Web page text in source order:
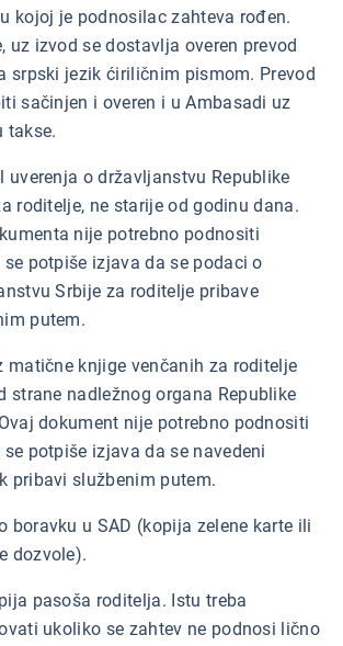
kojoj je podnosilac zahteva rođen.
uz izvod se dostavlja overen prevod
srpski jezik ćiriličnim pismom. Prevod
sačinjen i overen i u Ambasadi uz
takse.
uverenja o državljanstvu Republike
roditelje, ne starije od godinu dana.
nije potrebno podnositi
potpiše izjava da se podaci o
Srbije za roditelje pribave
putem.
matične knjige venčanih za roditelje
strane nadležnog organa Republike
dokument nije potrebno podnositi
potpiše izjava da se navedeni
pribavi službenim putem.
boravku u SAD (kopija zelene karte ili
dozvole).
pasoša roditelja. Istu treba
ukoliko se zahtev ne podnosi lično